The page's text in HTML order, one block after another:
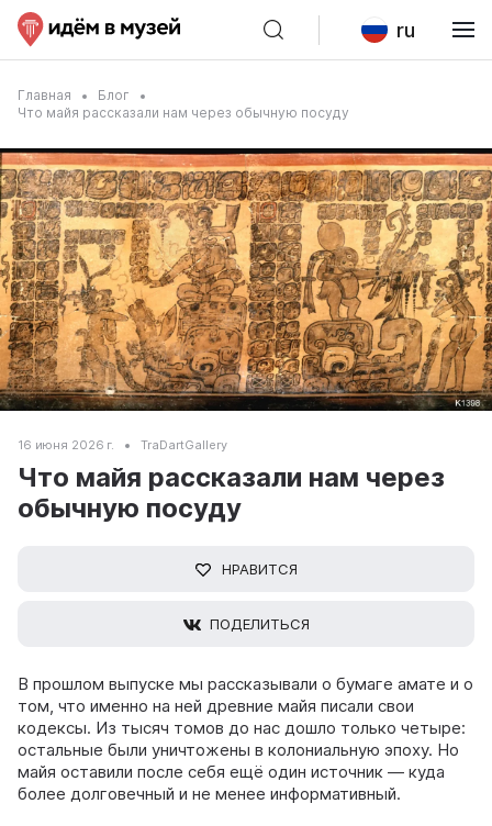
ru
Главная
Блог
Что майя рассказали нам через обычную посуду
16 июня 2026 г. TraDartGallery
Что майя рассказали нам через
обычную посуду
НРАВИТСЯ
ПОДЕЛИТЬСЯ
В прошлом выпуске мы рассказывали о бумаге амате и о
том, что именно на ней древние майя писали свои
кодексы. Из тысяч томов до нас дошло только четыре:
остальные были уничтожены в колониальную эпоху. Но
майя оставили после себя ещё один источник — куда
более долговечный и не менее информативный.